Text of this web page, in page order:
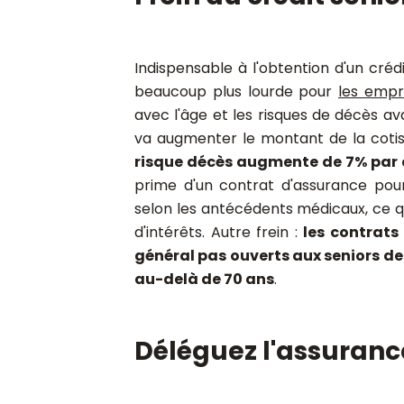
Indispensable à l'obtention d'un
beaucoup plus lourde pour les
avec l'âge et les risques de décès
va augmenter le montant de la
risque décès augmente de 7%
prime d'un contrat d'assurance
selon les antécédents médicaux, ce
d'intérêts. Autre frein : les contrats
général pas ouverts aux seniors
au-delà de 70 ans.
Déléguez